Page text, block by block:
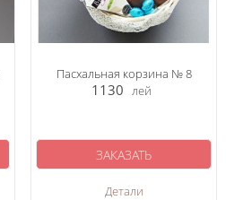
Пасхальная корзина № 8
1130 лей
Детали
ЗАКАЗАТЬ